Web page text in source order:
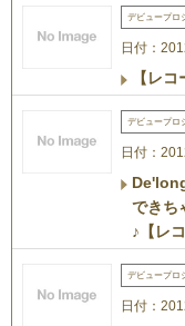
デビュープロ
日付：
【レ
デビュープロ
日付：
できち
♪【レ
デビュープロ
日付：